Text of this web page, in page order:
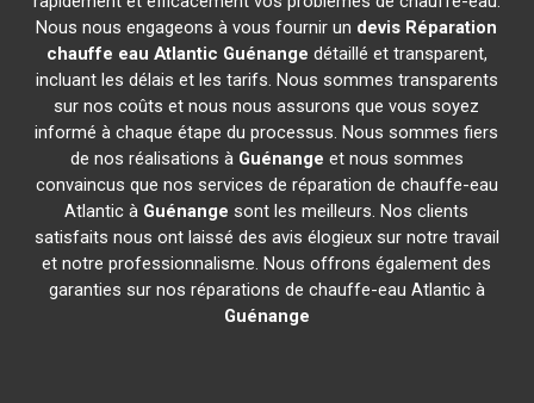
Nous nous engageons à vous fournir un devis Réparation
chauffe eau Atlantic Guénange détaillé et transparent,
incluant les délais et les tarifs. Nous sommes transparents
sur nos coûts et nous nous assurons que vous soyez
informé à chaque étape du processus. Nous sommes fiers
de nos réalisations à Guénange et nous sommes
convaincus que nos services de réparation de chauffe-eau
Atlantic à Guénange sont les meilleurs. Nos clients
satisfaits nous ont laissé des avis élogieux sur notre travail
et notre professionnalisme. Nous offrons également des
garanties sur nos réparations de chauffe-eau Atlantic à
Guénange